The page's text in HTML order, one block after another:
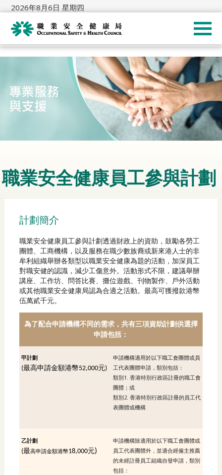
2026年8月6日 星期四
職業安全健康員工參與計劃
計劃簡介
職業安全健康員工參與計劃透過財政上的資助，鼓勵各勞工
團體、工商機構，以及服務在職少數族裔或新來港人士的非
牟利組織舉辦各類型以職業安全健康為題的活動，加深員工
對職安健的認識，減少工傷意外。活動形式不限，建議舉辦
講座、工作坊、問答比賽、攤位遊戲、刊物製作、戶外活動
或其他職業安全健康局認為合適之活動。最高可獲撥款港幣
伍萬貳千元。
為了配合申請機構不同的需求，共有三項資助計劃供選擇
申請包括：
甲計劃
(最高申請金額港幣52,000元)
申請機構適用於以下職工會團體或員
工代表團體申請，類別包括：
類別1. 香港特別行政區註冊的職工會
團體；或
類別2. 香港特別行政區註冊的員工代
表團體或機構
乙計劃
(最高申請金額港幣18,000元)
申請機構除適用於以下職工會團體或
員工代表團體外，並適合經僱主推薦
的未經註冊員工組織自發申請，類別
包括：